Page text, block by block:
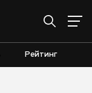
Рейтинг